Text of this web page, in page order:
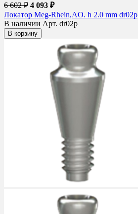
6 602 ₽ 4 093 ₽
Локатор Meg-Rhein,AO. h 2.0 mm dr02p
В наличии Арт. dr02p
В корзину